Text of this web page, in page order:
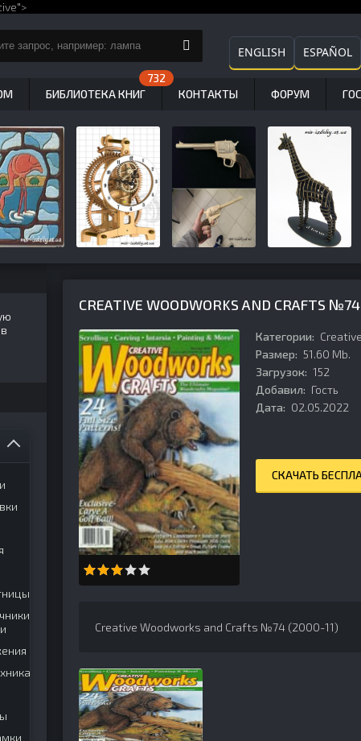
">
CREATIVE WOODWORKS AND CRAFTS
Категории:
Размер: 51.60 Mb.
Загрузок: 152
Добавил: Гость
Дата: 02.05.2022
СКАЧАТЬ
Creative Woodworks and Crafts №74 (2000-11)
ENGLISH ESPAÑOL
БИБЛИОТЕКА КНИГ КОНТАКТЫ ФОРУМ